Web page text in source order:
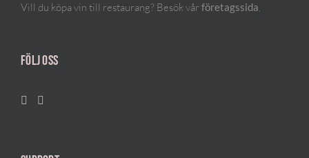
Vill du köpa vin till restaurang? Besök vårföretagssida.
FÖLJ OSS